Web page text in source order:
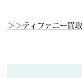
＞＞ティファニー買